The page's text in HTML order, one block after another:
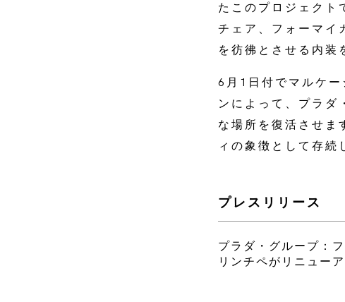
たこのプロジェクト
チェア、フォーマイ
を彷彿とさせる内装
6月1日付でマルケ
ンによって、プラダ
な場所を復活させま
ィの象徴として存続
プレスリリース
プラダ・グループ：
リンチペがリニュー